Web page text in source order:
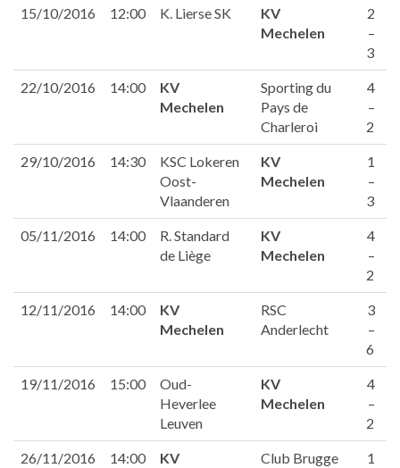
15/10/2016 12:00 K. Lierse SK
KV
Mechelen
2
–
3
22/10/2016 14:00
KV
Mechelen
Sporting du
Pays de
Charleroi
4
–
2
29/10/2016 14:30
KSC Lokeren
Oost-
Vlaanderen
KV
Mechelen
1
–
3
05/11/2016 14:00
R. Standard
de Liège
KV
Mechelen
4
–
2
12/11/2016 14:00
KV
Mechelen
RSC
Anderlecht
3
–
6
19/11/2016 15:00
Oud-
Heverlee
Leuven
KV
Mechelen
4
–
2
26/11/2016 14:00
KV
Club Brugge
1